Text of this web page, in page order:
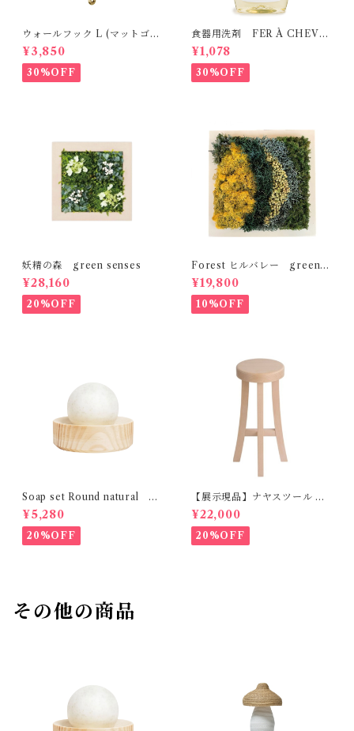
ウォールフック L (マットゴー
ルド） MOEBE
¥3,850
30%OFF
食器用洗剤 FER À CHEVA
L
¥1,078
30%OFF
妖精の森 green senses
¥28,160
20%OFF
Forest ヒルバレー green s
enses
¥19,800
10%OFF
Soap set Round natural H
ETKINEN
¥5,280
20%OFF
【展示現品】ナヤスツール M
GREENHOLT
¥22,000
20%OFF
その他の商品